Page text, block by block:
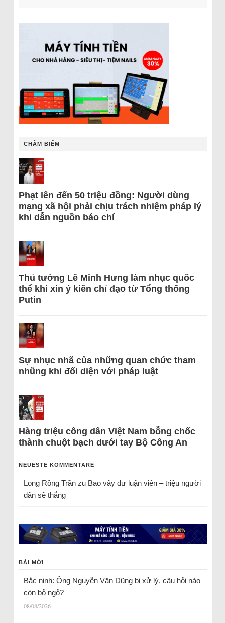
CHÂM BIẾM
Phạt lên đến 50 triệu đồng: Người dùng
mạng xã hội phải chịu trách nhiệm pháp lý
khi dẫn nguồn báo chí
Thủ tướng Lê Minh Hưng làm nhục quốc
thể khi xin ý kiến chỉ đạo từ Tổng thống
Putin
Sự nhục nhã của những quan chức tham
nhũng khi đối diện với pháp luật
Hàng triệu công dân Việt Nam bỗng chốc
thành chuột bạch dưới tay Bộ Công An
NEUESTE KOMMENTARE
Long Rồng Trầnzu Bao vây dư luận viên – triệu người
dân sẽ thắng
BÀI MỚI
Bắc ninh: Ông Nguyễn Văn Dũng bị xử lý, câu hỏi nào
còn bỏ ngỏ?
08/08/2026